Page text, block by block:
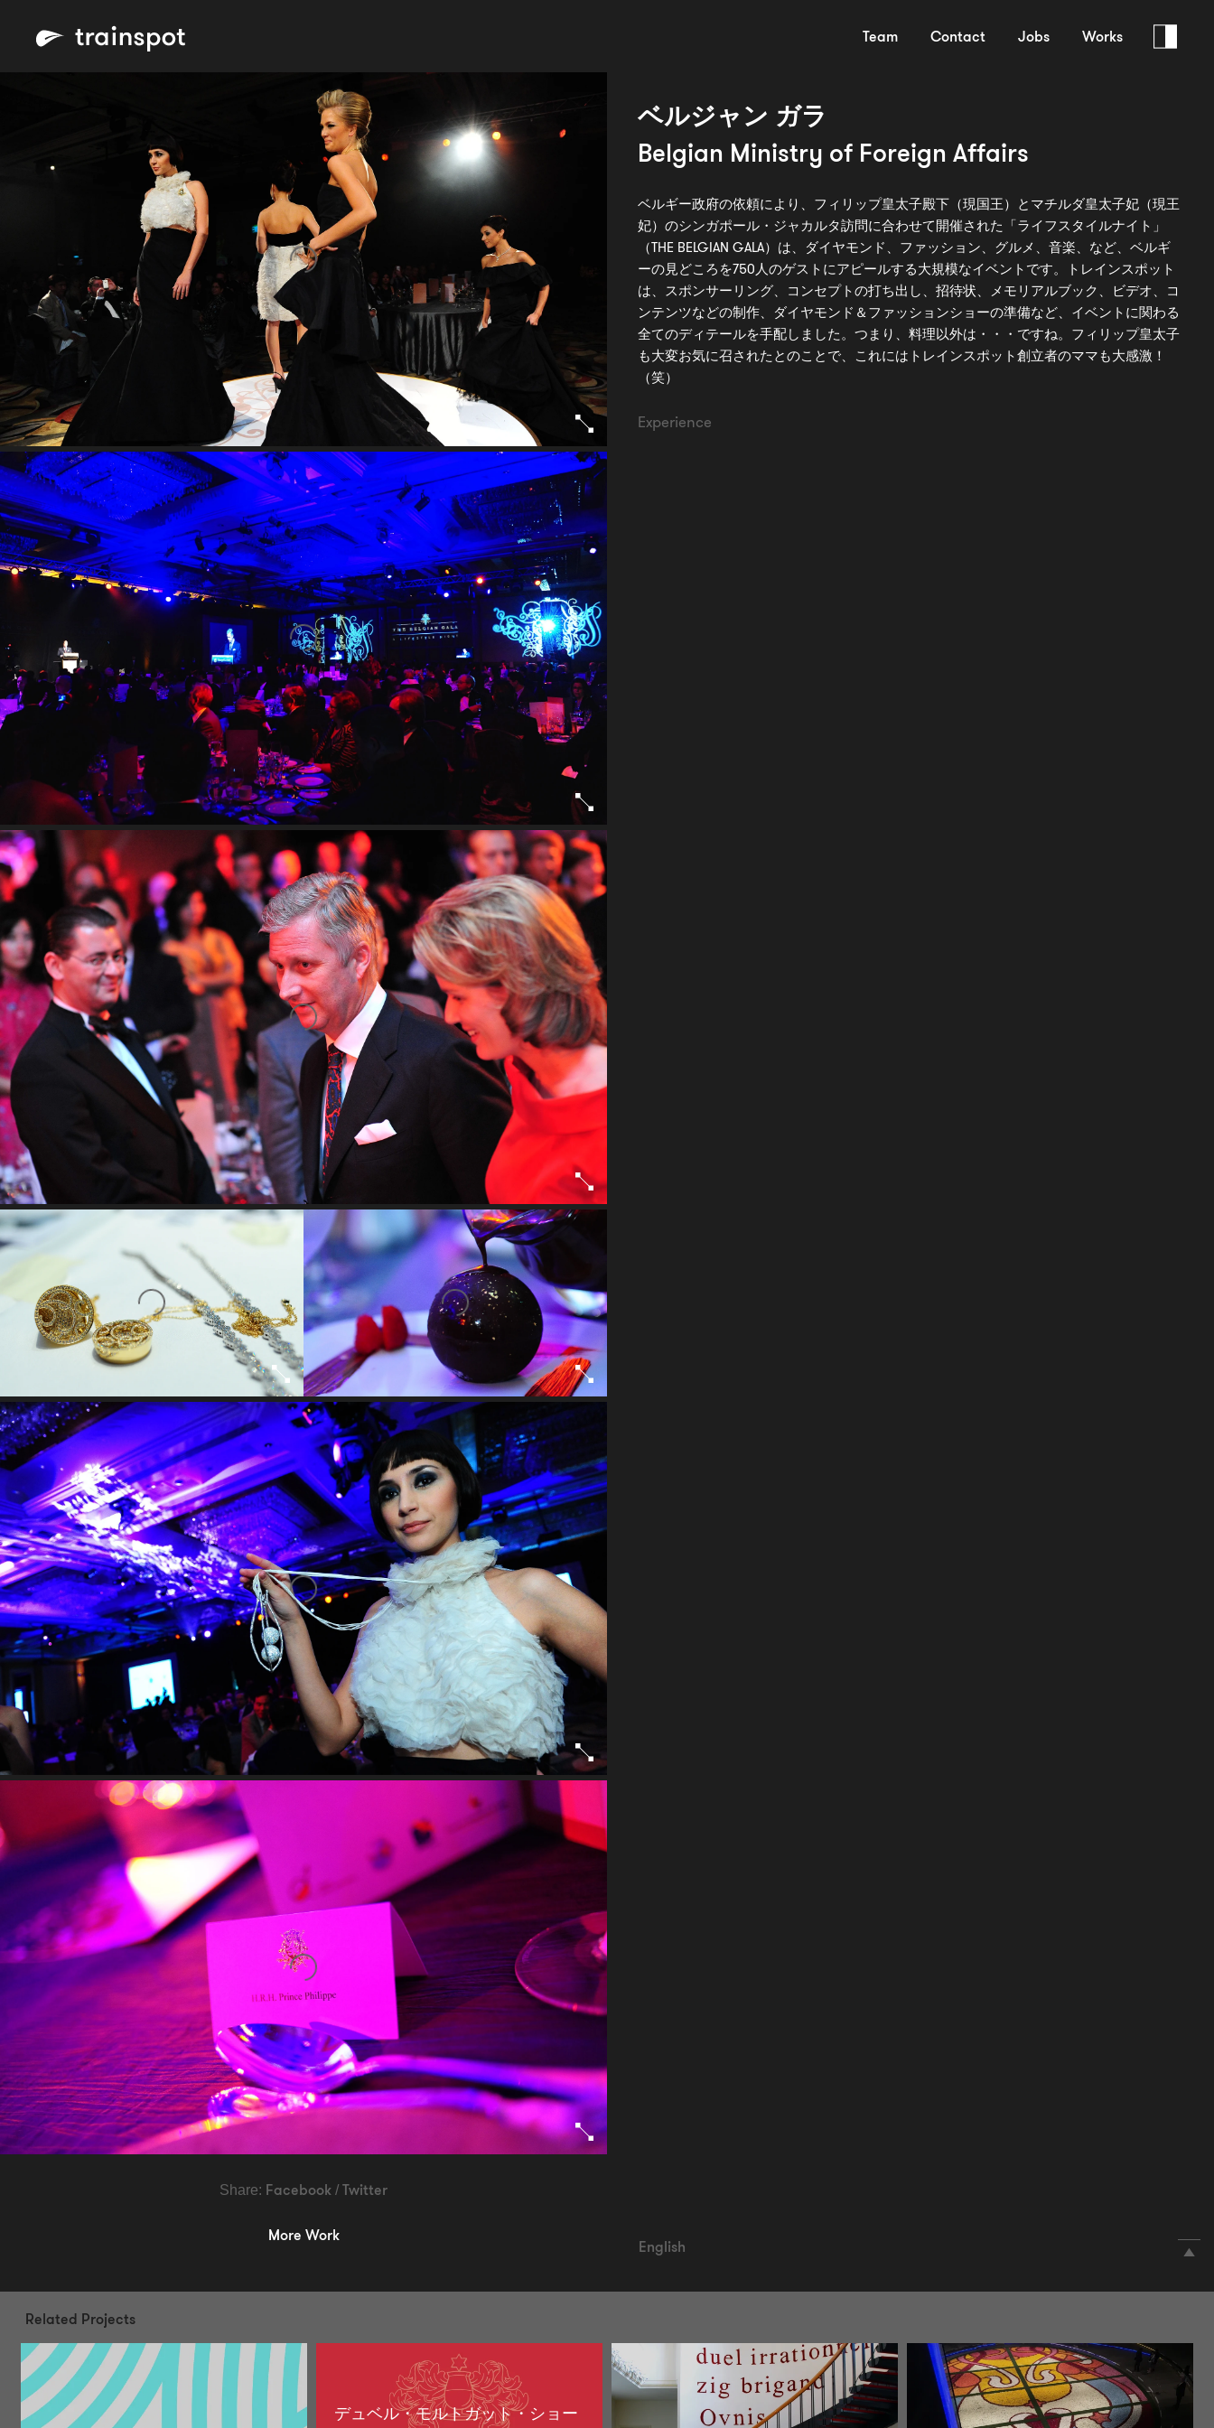
Team Contact Jobs Works
Share: Facebook / Twitter
More Work
ベルジャン ガラ
Belgian Ministry of Foreign Affairs
ベルギー政府の依頼により、フィリップ皇太子殿下（現国王）とマチルダ皇太子妃（現王
妃）のシンガポール・ジャカルタ訪問に合わせて開催された「ライフスタイルナイト」
（THE BELGIAN GALA）は、ダイヤモンド、ファッション、グルメ、音楽、など、ベルギ
ーの見どころを750人のゲストにアピールする大規模なイベントです。トレインスポット
は、スポンサーリング、コンセプトの打ち出し、招待状、メモリアルブック、ビデオ、コ
ンテンツなどの制作、ダイヤモンド＆ファッションショーの準備など、イベントに関わる
全てのディテールを手配しました。つまり、料理以外は・・・ですね。フィリップ皇太子
も大変お気に召されたとのことで、これにはトレインスポット創立者のママも大感激！
（笑）
Experience
English
Related Projects
デュベル・モルトガット・ショー